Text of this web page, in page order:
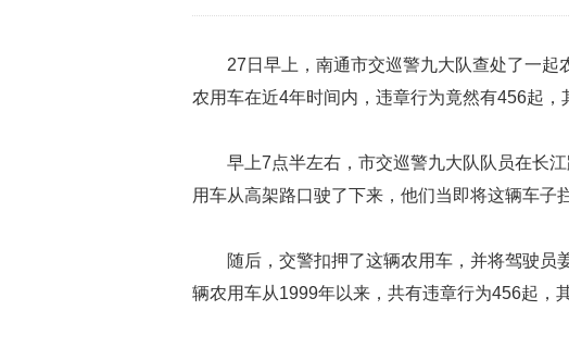
27日早上，南通市交巡警九大队查处了一
农用车在近4年时间内，违章行为竟然有456起，
早上7点半左右，市交巡警九大队队员在长
用车从高架路口驶了下来，他们当即将这辆车子
随后，交警扣押了这辆农用车，并将驾驶员
辆农用车从1999年以来，共有违章行为456起，